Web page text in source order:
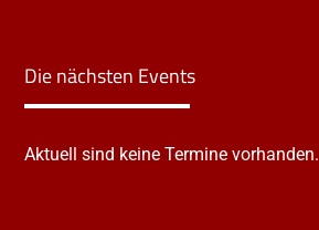
Die nächsten Events
Aktuell sind keine Termine vorhanden.